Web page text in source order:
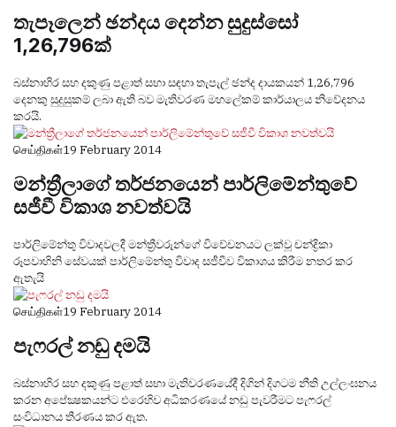
තැපෑලෙන් ඡන්දය දෙන්න සුදුස්සෝ
1,26,796ක්
බස්නාහිර සහ දකුණු පළාත් සභා සඳහා තැපැල් ඡන්ද දායකයන් 1,26,796
දෙනකු සුදුසුකම් ලබා ඇති බව මැතිවරණ මහලේකම් කාර්යාලය නිවේදනය
කරයි.
செய்திகள்19 February 2014
මන්ත්‍රීලාගේ තර්ජනයෙන් පාර්ලිමේන්තුවේ
සජීවී විකාශ නවත්වයි
පාර්ලිමේන්තු විවාදවලදී මන්ත්‍රීවරුන්ගේ විවේචනයට ලක්‌වූ චන්ද්‍රිකා
රූපවාහිනි සේවයක්‌ පාර්ලිමේන්තු විවාද සජීවීව විකාශය කිරීම නතර කර
ඇතැයි
செய்திகள்19 February 2014
පැෆරල් නඩු දමයි
බස්‌නාහිර සහ දකුණු පළාත් සභා මැතිවරණයේදී දිගින් දිගටම නීති උල්ලංඝනය
කරන අපේක්‍ෂකයන්ට එරෙහිව අධිකරණයේ නඩු පැවරීමට පැෆරල්
සංවිධානය තීරණය කර ඇත.